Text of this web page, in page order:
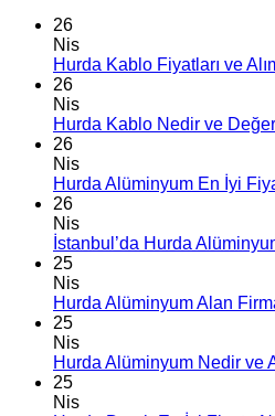
26
Nis
Hurda Kablo Fiyatları ve
26
Nis
Hurda Kablo Nedir ve
26
Nis
Hurda Alüminyum En İyi
26
Nis
İstanbul’da Hurda
25
Nis
Hurda Alüminyum Alan
25
Nis
Hurda Alüminyum Nedir ve
25
Nis